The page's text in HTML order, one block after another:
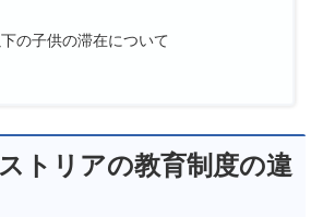
の子供の滞在について
トリアの教育制度の違